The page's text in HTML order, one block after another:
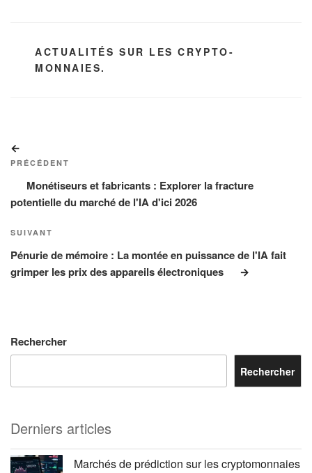
CATÉGORIES
ACTUALITÉS SUR LES CRYPTO-
MONNAIES.
de
l’article
précédent
PRÉCÉDENT
Monétiseurs et fabricants : Explorer la fracture
potentielle du marché de l'IA d'ici 2026
Article
suivant
SUIVANT
Pénurie de mémoire : La montée en puissance de l'IA fait
grimper les prix des appareils électroniques
Rechercher
Rechercher
Derniers articles
Marchés de prédiction sur les cryptomonnaies